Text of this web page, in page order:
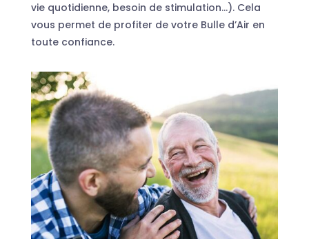
vie quotidienne, besoin de stimulation…). Cela
vous permet de profiter de votre Bulle d’Air en
toute confiance.